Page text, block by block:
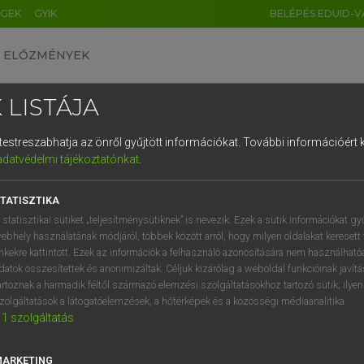
GYIK BELÉPÉS EDUID-
ELŐZMÉNYEK
angol szótár
fn pókháló
keresése szótárainkban
LISTÁJA
az önről gyűjtött információkat. További információért
tájékoztatónkat.
statisztikai sütiket „teljesítménysütiknek” is nevezik. Ezek a sütik információkat
használatának módjáról, többek között arról, hogy milyen oldalakat keresett
kattintott. Ezek az információk a felhasználó azonosítására nem
összesítettek és anonimizáltak. Céljuk kizárólag a weboldal funkcióinak
a harmadik féltől származó elemzési szolgáltatásokhoz tartozó sütik;
a látogatóelemzések, a hőtérképek és a közösségi médiaanalitika.
1 szolgáltatás
DE CN FR ES IT NL
1 2 3 4 5 6 7 8 9
q w e r t z u i
a s d f g h j k l é
í y x c v b n m , .